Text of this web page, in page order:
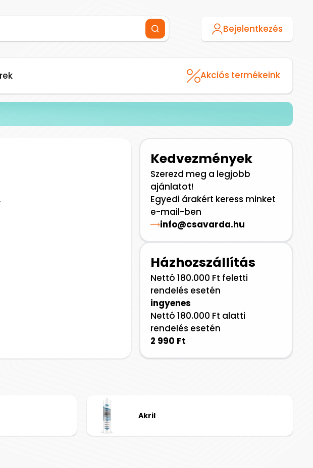
Bejelentkezés
Akciós termékeink
Kedvezmények
Szerezd meg a legjobb
ajánlatot!
Egyedi árakért keress minket
e-mail-ben
info@csavarda.hu
Házhozszállítás
Nettó 180.000 Ft feletti
rendelés esetén
ingyenes
Nettó 180.000 Ft alatti
rendelés esetén
2 990 Ft
Akril